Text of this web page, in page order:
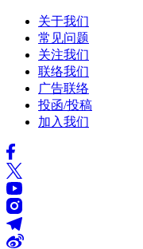
关于我们
常见问题
关注我们
联络我们
广告联络
投函/投稿
加入我们